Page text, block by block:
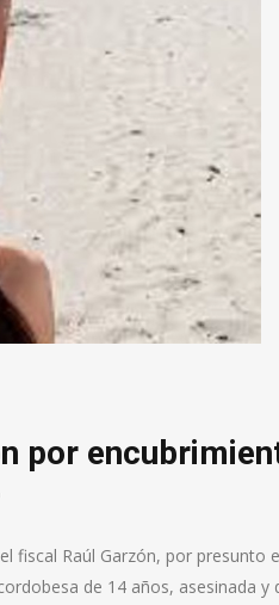
por
fiscal Raúl Garzón, por presunto
de 14 años, asesinada y